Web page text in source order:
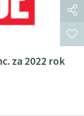
za 2022 rok